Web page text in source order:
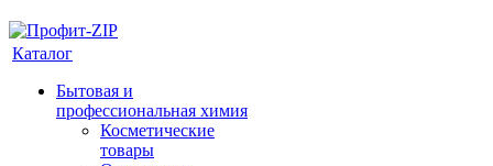
Каталог
Бытовая и
профессиональная химия
Косметические
товары